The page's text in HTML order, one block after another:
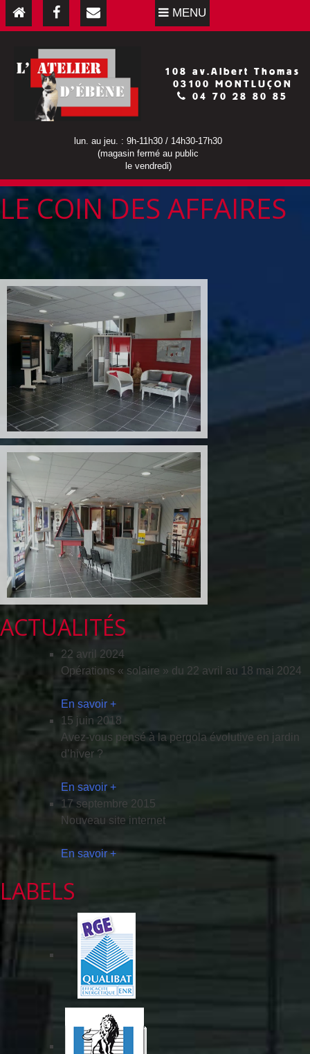
MENU
108 av.Albert Thomas
03100 MONTLUÇON
04 70 28 80 85
lun. au jeu. : 9h-11h30 / 14h30-17h30
(magasin fermé au public
le vendredi)
LE COIN DES AFFAIRES
ACTUALITÉS
22 avril 2024
Opérations « solaire » du 22 avril au 18 mai 2024
En savoir +
15 juin 2018
Avez-vous pensé à la pergola évolutive en jardin
d’hiver ?
En savoir +
17 septembre 2015
Nouveau site internet
En savoir +
LABELS